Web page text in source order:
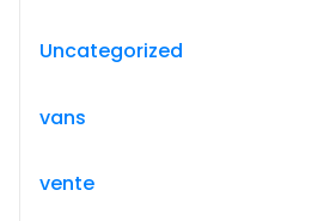
Uncategorized
vans
vente